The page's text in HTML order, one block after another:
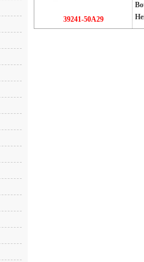
39241-50A29